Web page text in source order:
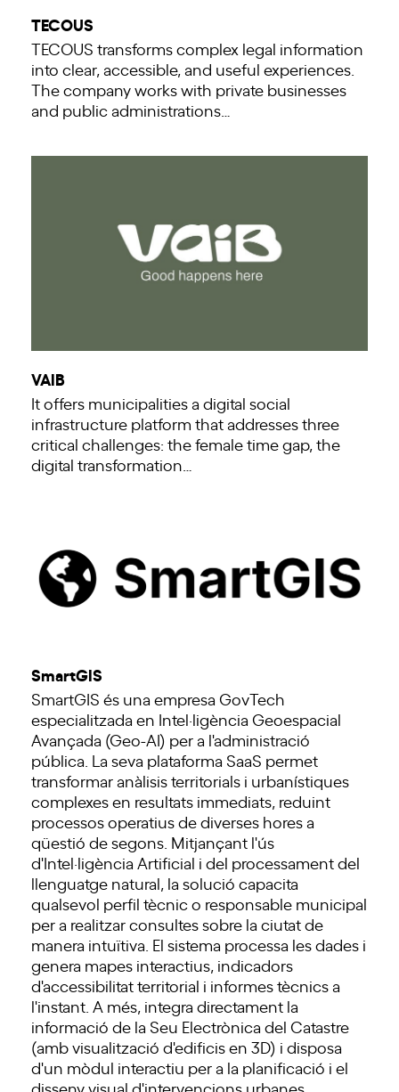
TECOUS
TECOUS transforms complex legal information
into clear, accessible, and useful experiences.
The company works with private businesses
and public administrations…
VAIB
It offers municipalities a digital social
infrastructure platform that addresses three
critical challenges: the female time gap, the
digital transformation…
SmartGIS
SmartGIS és una empresa GovTech
especialitzada en Intel·ligència Geoespacial
Avançada (Geo-AI) per a l'administració
pública. La seva plataforma SaaS permet
transformar anàlisis territorials i urbanístiques
complexes en resultats immediats, reduint
processos operatius de diverses hores a
qüestió de segons. Mitjançant l'ús
d'Intel·ligència Artificial i del processament del
llenguatge natural, la solució capacita
qualsevol perfil tècnic o responsable municipal
per a realitzar consultes sobre la ciutat de
manera intuïtiva. El sistema processa les dades i
genera mapes interactius, indicadors
d'accessibilitat territorial i informes tècnics a
l'instant. A més, integra directament la
informació de la Seu Electrònica del Catastre
(amb visualització d'edificis en 3D) i disposa
d'un mòdul interactiu per a la planificació i el
disseny visual d'intervencions urbanes.